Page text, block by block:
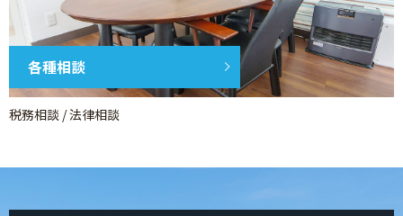
各種相談
税務相談 / 法律相談